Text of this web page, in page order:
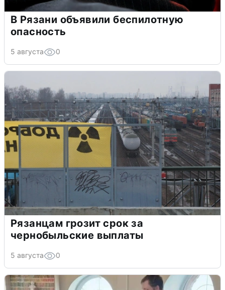
В Рязани объявили беспилотную
опасность
5 августа 0
Рязанцам грозит срок за
чернобыльские выплаты
5 августа 0